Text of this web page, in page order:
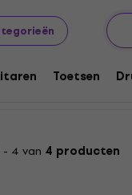
Toetsen
Vellen voor banjo
- 4 van 4 producten